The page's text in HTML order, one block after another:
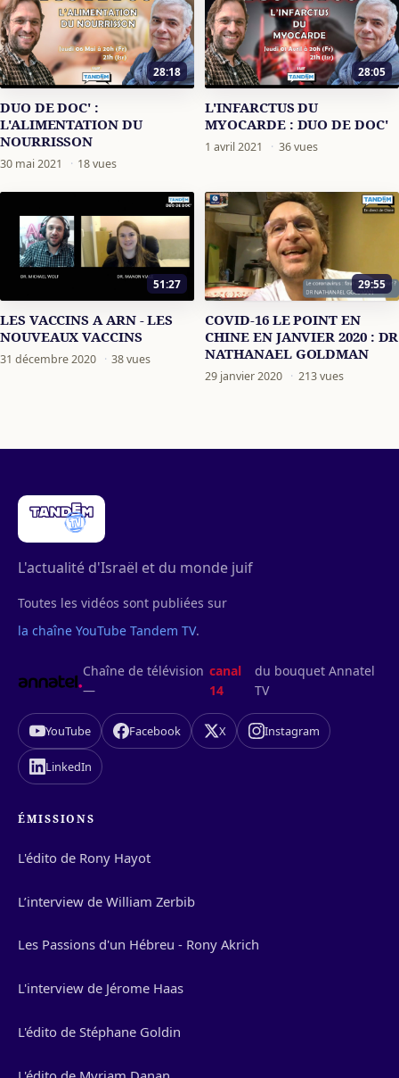
28:18
DUO DE DOC' :
L'ALIMENTATION DU
NOURRISSON
30 mai 2021 · 18 vues
28:05
L'INFARCTUS DU
MYOCARDE : DUO DE DOC'
1 avril 2021 · 36 vues
51:27
LES VACCINS A ARN - LES
NOUVEAUX VACCINS
31 décembre 2020 · 38 vues
29:55
COVID-16 LE POINT EN
CHINE EN JANVIER 2020 : DR
NATHANAEL GOLDMAN
29 janvier 2020 · 213 vues
L'actualité d'Israël et du monde juif
Toutes les vidéos sont publiées sur
la chaîne YouTube Tandem TV.
Chaîne de télévision
—
canal
14
du bouquet Annatel
TV
YouTube Facebook X Instagram
LinkedIn
ÉMISSIONS
L'édito de Rony Hayot
L’interview de William Zerbib
Les Passions d'un Hébreu - Rony Akrich
L'interview de Jérome Haas
L'édito de Stéphane Goldin